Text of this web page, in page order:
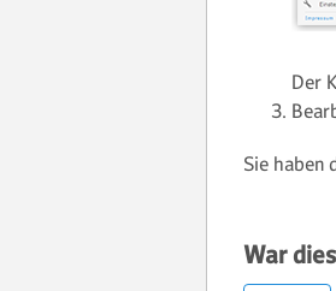
Der
Sie haben
War